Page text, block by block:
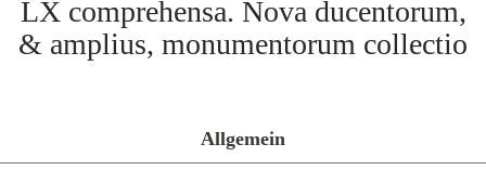
LX comprehensa. Nova ducentorum,
& amplius, monumentorum collectio
Allgemein